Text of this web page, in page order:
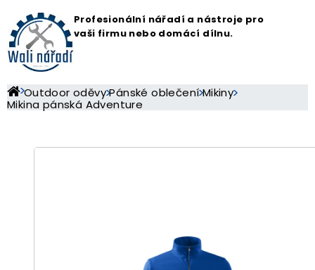
Profesionální nářadí a nástroje pro
vaši firmu nebo domácí dílnu.
Outdoor oděvy Pánské oblečení Mikiny
Mikina pánská Adventure